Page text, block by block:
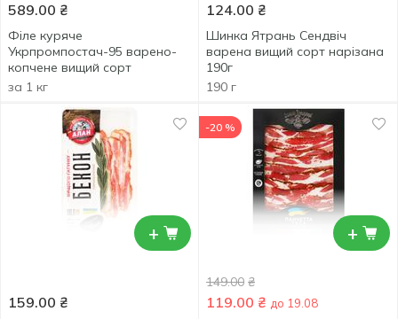
589.00 ₴
Філе куряче
Укрпромпостач-95 варено-
копчене вищий сорт
за 1 кг
124.00 ₴
Шинка Ятрань Сендвіч
варена вищий сорт нарізана
190г
190 г
+
159.00 ₴
+
-20 %
149.00 ₴
119.00 ₴ до 19.08